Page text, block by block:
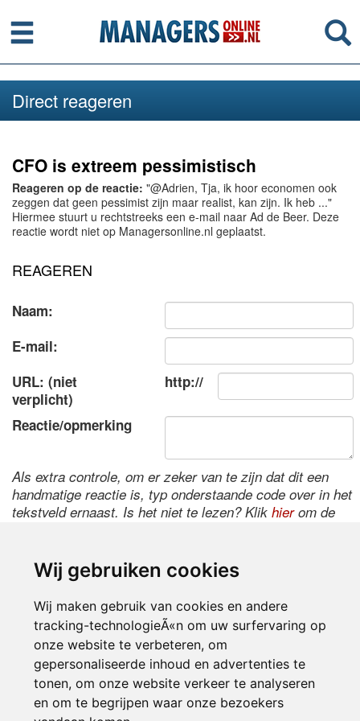
Wij gebruiken cookies
Wij maken gebruik van cookies en andere
tracking-technologieÃ«n om uw surfervaring op
onze website te verbeteren, om
gepersonaliseerde inhoud en advertenties te
tonen, om onze website verkeer te analyseren
en om te begrijpen waar onze bezoekers
Menu
Direct reageren
CFO is extreem pessimistisch
Reageren op de reactie: "@Adrien, Tja, ik hoor economen ook
zeggen dat geen pessimist zijn maar realist, kan zijn. Ik heb ..."
Hiermee stuurt u rechtstreeks een e-mail naar Ad de Beer. Deze
reactie wordt niet op Managersonline.nl geplaatst.
REAGEREN
Naam:
E-mail:
URL: (niet
verplicht)
http://
Reactie/opmerking
Als extra controle, om er zeker van te zijn dat dit een
handmatige reactie is, typ onderstaande code over in het
tekstveld ernaast. Is het niet te lezen? Klik hierom de
Inloggen